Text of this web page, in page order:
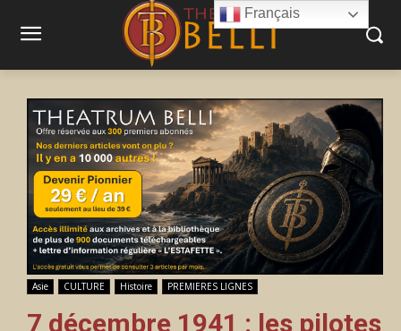
Asie CULTURE Histoire PREMIERES LIGNES
7 décembre 1941 : les pilotes
Français